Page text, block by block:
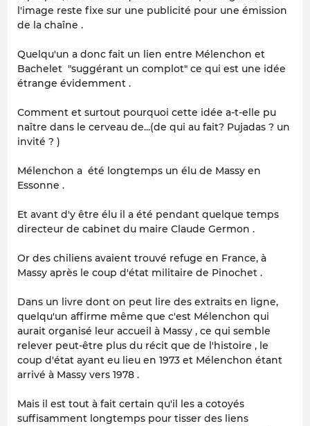
l'image reste fixe sur une publicité pour une émission
de la chaîne .
Quelqu'un a donc fait un lien entre Mélenchon et
Bachelet "suggérant un complot" ce qui est une idée
étrange évidemment .
Comment et surtout pourquoi cette idée a-t-elle pu
naître dans le cerveau de...(de qui au fait? Pujadas ? un
invité ? )
Mélenchon a été longtemps un élu de Massy en
Essonne .
Et avant d'y être élu il a été pendant quelque temps
directeur de cabinet du maire Claude Germon .
Or des chiliens avaient trouvé refuge en France, à
Massy après le coup d'état militaire de Pinochet .
Dans un livre dont on peut lire des extraits en ligne,
quelqu'un affirme même que c'est Mélenchon qui
aurait organisé leur accueil à Massy , ce qui semble
relever peut-être plus du récit que de l'histoire , le
coup d'état ayant eu lieu en 1973 et Mélenchon étant
arrivé à Massy vers 1978 .
Mais il est tout à fait certain qu'il les a cotoyés
suffisamment longtemps pour tisser des liens